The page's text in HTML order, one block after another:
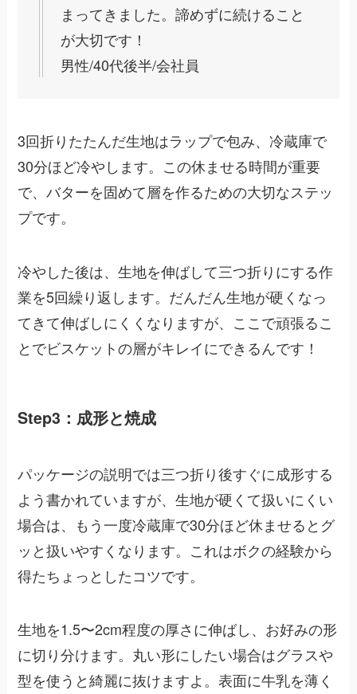
まってきました。諦めずに続けること
が大切です！
男性/40代後半/会社員
3回折りたたんだ生地はラップで包み、冷蔵庫で
30分ほど冷やします。この休ませる時間が重要
で、バターを固めて層を作るための大切なステッ
プです。
冷やした後は、生地を伸ばして三つ折りにする作
業を5回繰り返します。だんだん生地が硬くなっ
てきて伸ばしにくくなりますが、ここで頑張るこ
とでビスケットの層がキレイにできるんです！
Step3：成形と焼成
パッケージの説明では三つ折り後すぐに成形する
よう書かれていますが、生地が硬くて扱いにくい
場合は、もう一度冷蔵庫で30分ほど休ませるとグ
ッと扱いやすくなります。これはボクの経験から
得たちょっとしたコツです。
生地を1.5〜2cm程度の厚さに伸ばし、お好みの形
に切り分けます。丸い形にしたい場合はグラスや
型を使うと綺麗に抜けますよ。表面に牛乳を薄く